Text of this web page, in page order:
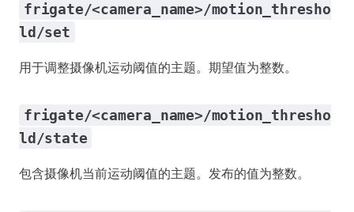
frigate/<camera_name>/motion_thresho
ld/set
用于调整摄像机运动阈值的主题。期望值为整数。
frigate/<camera_name>/motion_thresho
ld/state
包含摄像机当前运动阈值的主题。发布的值为整数。